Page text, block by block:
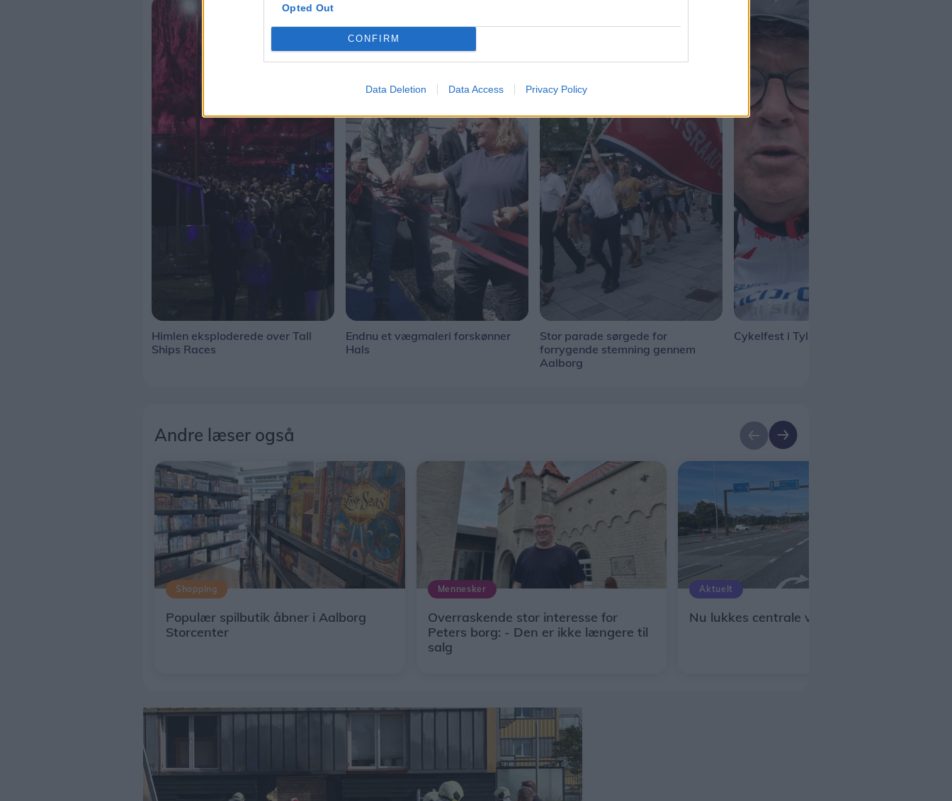
Opted Out
CONFIRM
Data Deletion Data Access Privacy Policy
Himlen eksploderede over Tall
Ships Races
Endnu et vægmaleri forskønner
Hals
Stor parade sørgede for
forrygende stemning gennem
Aalborg
Cykelfest i Tylstrup
Andre læser også
Shopping
Populær spilbutik åbner i Aalborg
Storcenter
Mennesker
Overraskende stor interesse for
Peters borg: - Den er ikke længere til
salg
Aktuelt
Nu lukkes centrale veje i Aalborg